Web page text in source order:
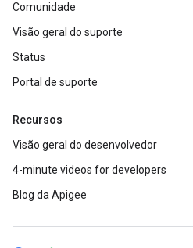
Comunidade
Visão geral do suporte
Status
Portal de suporte
Recursos
Visão geral do desenvolvedor
4-minute videos for developers
Blog da Apigee